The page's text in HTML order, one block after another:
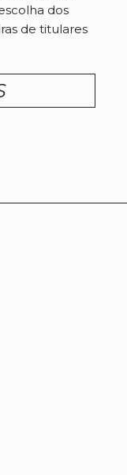
dos
de titulares